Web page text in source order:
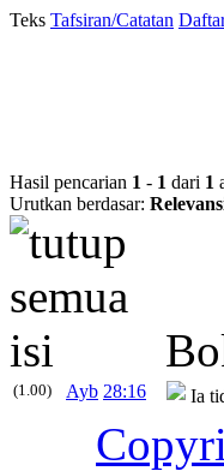
Teks Tafsiran/Catatan
Hasil pencarian 1 - 1 dari 1
Urutkan berdasar:
(1.00) Ayb 28:16 Ia